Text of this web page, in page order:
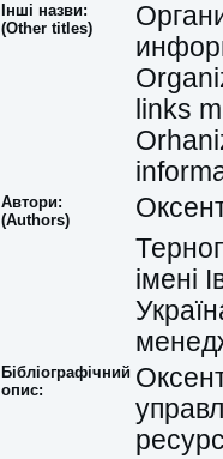
Інші назви:
(Other titles)
links
Автори:
(Authors)
імені
Бібліографічний
опис: